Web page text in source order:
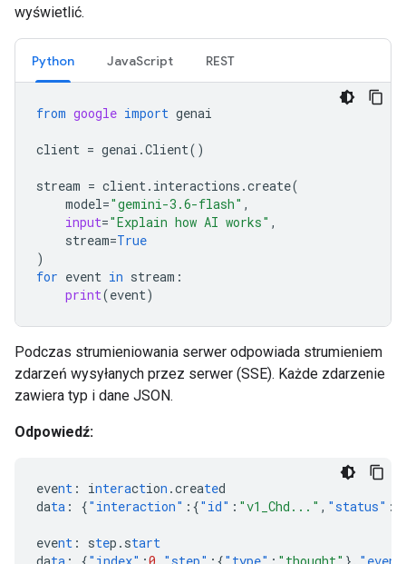
wyświetlić.
Python JavaScript REST
from google import genai
client = genai .Client()
stream = client. interactions .create(
model="gemini-3.6-flash" ,
input="Explain how AI works" ,
stream=True
)
for event in stream :
print(event)
Podczas strumieniowania serwer odpowiada strumieniem
zdarzeń wysyłanych przez serwer (SSE). Każde zdarzenie
zawiera typ i dane JSON.
Odpowiedź:
event : interaction .created
data : {"interaction" :{"id" : "v1_Chd..." , "status" :
event : step.start